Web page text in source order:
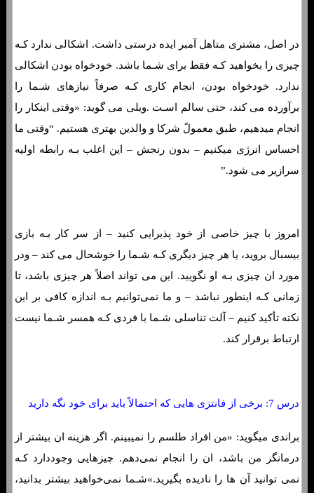
در اصل، مشتری متاهل آمبر ایده درستی داشت. اشکالی ندارد کـه
چیزی را بخواهید کـه فقط برای شـما باشد. خودخواه بودن اشکالی
ندارد. خودخواه بودن، انجام کاری کـه صرفاً نیازهای شـما را
برآورده می کند، حتی سالم اسـت .ویلی می گوید: «وقتی اینکار را
انجام میدهیم، طبق معمولً شرکا و والدین بهتری هستیم. “وقتی ما
احساس انرژی میکنیم – بدون رنجش – این اغلب بـه رابطه اولیه
سرازیر می شود.”
امروز با چیز خاصی از خود پذیرایی کنید – از سر کار بـه بازی
بیسبال بروید، یا هر چیز دیگری کـه شـما را خوشحال می کند – ودر
مورد ان چیزی بـه او نگویید. این می تواند اصلاً هر چیزی باشد، تا
زمانی کـه اینطور نباشد – و ما نمی‌توانیم بـه اندازه کافی بر این
نکته تأکید کنیم – آلت تناسلی شـما با فردی کـه همسر شـما نیست
ارتباط برقرار کند.
درس 7: برخی از فانتزی هایی که احتمالاً باید برای خود نگه دارید
براندی میگوید: «من افراد طلسم را نمیبینم. اگر هزینه ان بیشتر از
درمانگر من باشد، ان را انجام نمی‌دهم. چیزهایی وجوددارد کـه
نمی توانید آن ها را نادیده بگیرید.»شـما نمی‌خواهید بیشتر بدانید،